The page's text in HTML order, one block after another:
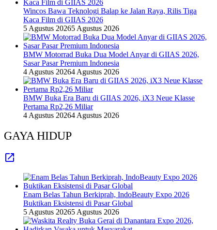
Wincos Bawa Teknologi Balap ke Jalan Raya, Rilis Tiga
Kaca Film di GIIAS 2026
5 Agustus 20265 Agustus 2026
BMW Motorrad Buka Dua Model Anyar di GIIAS 2026,
Sasar Pasar Premium Indonesia
4 Agustus 20264 Agustus 2026
BMW Buka Era Baru di GIIAS 2026, iX3 Neue Klasse
Pertama Rp2,26 Miliar
4 Agustus 20264 Agustus 2026
GAYA HIDUP
Enam Belas Tahun Berkiprah, IndoBeauty Expo 2026
Buktikan Eksistensi di Pasar Global
5 Agustus 20265 Agustus 2026